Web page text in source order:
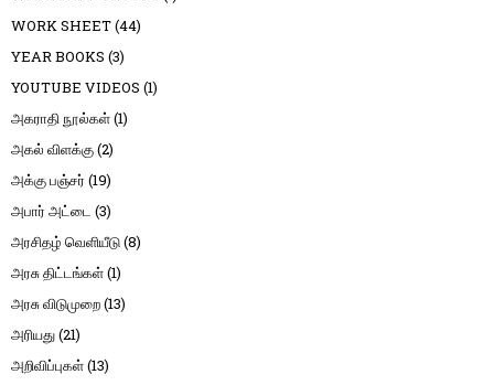
WORK SHEET(44)
YEAR BOOKS (3)
YOUTUBE VIDEOS (1)
அகராதி நூல்கள்(1)
அகல் விளக்கு(2)
அக்கு பஞ்சர் (19)
அபார் அட்டை (3)
அரசிதழ் வெளியீடு(8)
அரசு திட்டங்கள்(1)
அரசு விடுமுறை(13)
அரியது(21)
அறிவிப்புகள்(13)